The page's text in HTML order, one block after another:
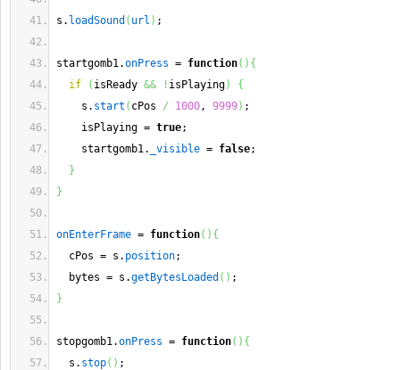
s. loadSound ( url ) ;
startgomb1.onPress = function( ) {
if
( isReady && ! isPlaying)
{
s. start ( cPos / 1000, 9999) ;
isPlaying = true;
startgomb1.
_visible = false;
}
}
onEnterFrame = function( ) {
cPos = s. position;
bytes = s.getBytesLoaded ( ) ;
}
stopgomb1.onPress = function( ) {
s. stop( ) ;